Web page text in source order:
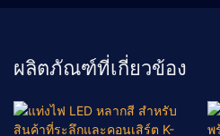
ผลิตภัณฑ์ที่เกี่ยวข้อง